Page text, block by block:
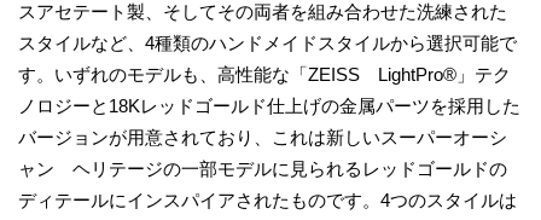
スアセテート製、そしてその両者を組み合わせた洗練された
スタイルなど、4種類のハンドメイドスタイルから選択可能で
す。いずれのモデルも、高性能な「ZEISS LightPro®」テク
ノロジーと18Kレッドゴールド仕上げの金属パーツを採用した
バージョンが用意されており、これは新しいスーパーオーシ
ャン ヘリテージの一部モデルに見られるレッドゴールドの
ディテールにインスパイアされたものです。4つのスタイルは